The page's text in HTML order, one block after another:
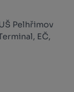
Pelhřimov
EČ,